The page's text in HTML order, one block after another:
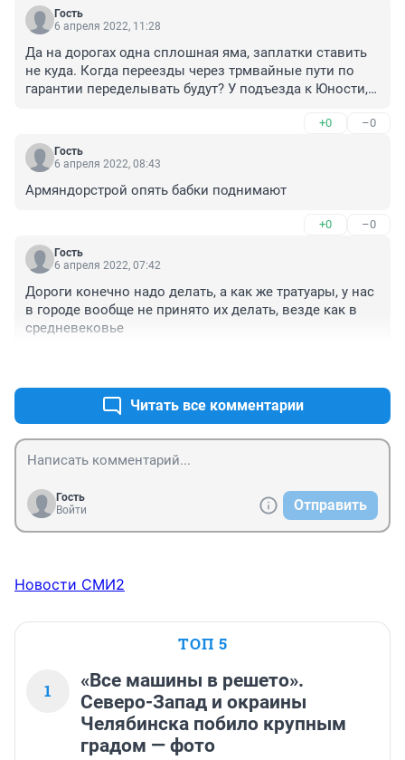
Гость
6 апреля 2022, 11:28
Да на дорогах одна сплошная яма, заплатки ставить
не куда. Когда переезды через трмвайные пути по
гарантии переделывать будут? У подъезда к Юности,
зацепить можно. Поставили препятствие, будьте
любезны, администрация, вместе с генератором идеи
по их установке, тряпки в руки и вперёд!
+0 –0
Гость
6 апреля 2022, 08:43
Армяндорстрой опять бабки поднимают
+0 –0
Гость
6 апреля 2022, 07:42
Дороги конечно надо делать, а как же тратуары, у нас
в городе вообще не принято их делать, везде как в
средневековье
Читать все комментарии
Гость
Войти
Отправить
Новости СМИ2
ТОП 5
1
«Все машины в решето».
Северо-Запад и окраины
Челябинска побило крупным
градом — фото